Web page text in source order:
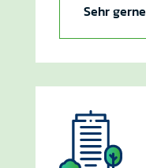
Sehr gerne